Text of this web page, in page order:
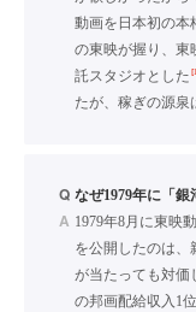
動画を日本初の本
の東映が握り、東
託スタジオとした
たが、稼ぎの源泉
Q なぜ1979年に「
A 1979年8月に東映
を公開したのは、
が当たっても対価
の邦画配給収入1